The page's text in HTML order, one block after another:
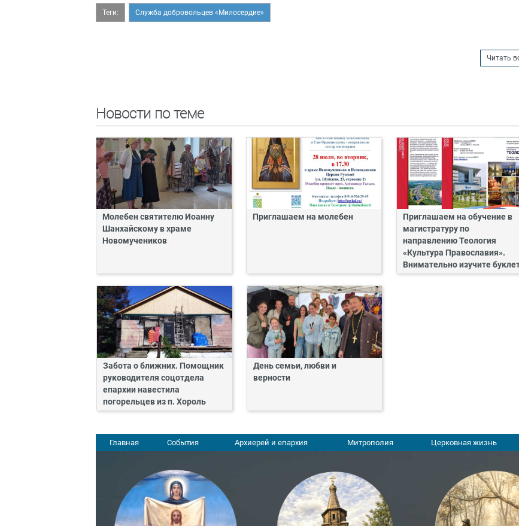
Теги: Служба добровольцев «Милосердие»
Читать
Новости по теме
Молебен святителю Иоанну
Шанхайскому в храме
Новомучеников
Приглашаем на молебен
Приглашаем на обучение в
магистратуру по
направлению Теология
«Культура Православия».
Внимательно изучите
Забота о ближних. Помощник
руководителя соцотдела
епархии навестила
погорельцев из п. Хороль
День семьи, любви и
верности
Главная События Архиерей и епархия Митрополия Церковная жизнь